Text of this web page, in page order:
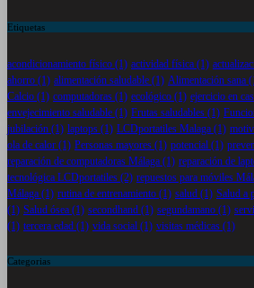
Etiquetas
acondicionamiento físico (1) actividad física (1)
ahorro (1) alimentación saludable (1) Alimentación sana
Calcio (1) computadoras (1) ecológico (1) ejercicio en
envejecimiento saludable (1) Frutas saludables (1)
jubilación (1) laptops (1) LCDportatiles Malaga (1)
ola de calor (1) Personas mayores (1) potencial (1)
reparación de computadoras Málaga (1) reparación de
tecnológica LCDportatiles (2) repuestos para móviles
Málaga (1) rutina de entrenamiento (1) salud (1) Salud a
(1) Salud ósea (1) secondhand (1) segundamano (1)
(1) tercera edad (1) vida social (1) visitas médicas (1)
Categorias